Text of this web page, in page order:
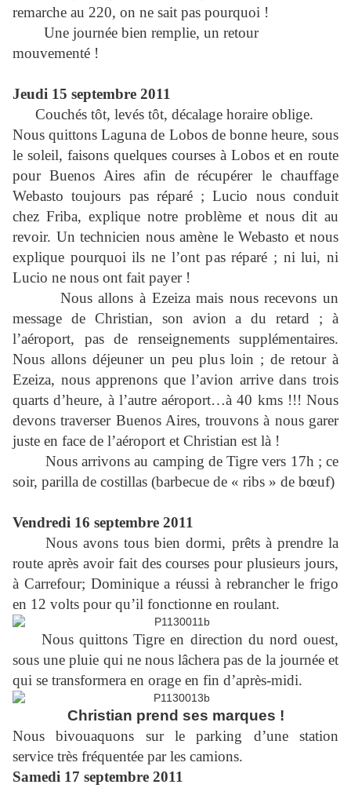
remarche au 220, on ne sait pas pourquoi !
Une journée bien remplie, un retour
mouvementé !
Jeudi 15 septembre 2011
Couchés tôt, levés tôt, décalage horaire oblige.
Nous quittons Laguna de Lobos de bonne heure, sous
le soleil, faisons quelques courses à Lobos et en route
pour Buenos Aires afin de récupérer le chauffage
Webasto toujours pas réparé ; Lucio nous conduit
chez Friba, explique notre problème et nous dit au
revoir. Un technicien nous amène le Webasto et nous
explique pourquoi ils ne l’ont pas réparé ; ni lui, ni
Lucio ne nous ont fait payer !
Nous allons à Ezeiza mais nous recevons un
message de Christian, son avion a du retard ; à
l’aéroport, pas de renseignements supplémentaires.
Nous allons déjeuner un peu plus loin ; de retour à
Ezeiza, nous apprenons que l’avion arrive dans trois
quarts d’heure, à l’autre aéroport…à 40 kms !!! Nous
devons traverser Buenos Aires, trouvons à nous garer
juste en face de l’aéroport et Christian est là !
Nous arrivons au camping de Tigre vers 17h ; ce
soir, parilla de costillas (barbecue de « ribs » de bœuf)
Vendredi 16 septembre 2011
Nous avons tous bien dormi, prêts à prendre la
route après avoir fait des courses pour plusieurs jours,
à Carrefour; Dominique a réussi à rebrancher le frigo
en 12 volts pour qu’il fonctionne en roulant.
Nous quittons Tigre en direction du nord ouest,
sous une pluie qui ne nous lâchera pas de la journée et
qui se transformera en orage en fin d’après-midi.
Christian prend ses marques !
Nous bivouaquons sur le parking d’une station
service très fréquentée par les camions.
Samedi 17 septembre 2011